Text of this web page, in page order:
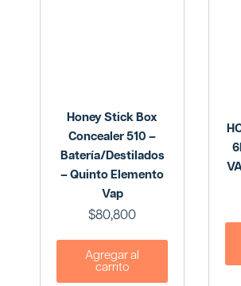
Honey Stick Box
Concealer 510 –
Batería/Destilados
– Quinto Elemento
Vap
$80,800
Agregar al
carrito